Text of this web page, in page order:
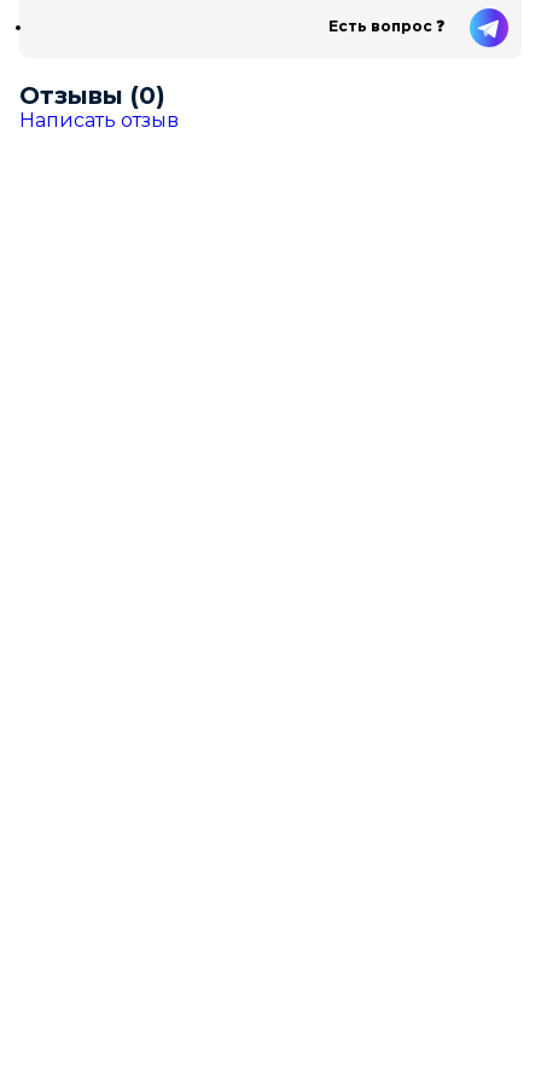
Есть вопрос ❓
Отзывы (0)
Написать отзыв